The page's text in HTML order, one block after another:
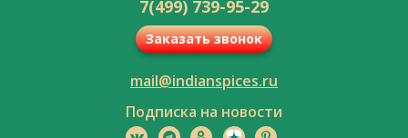
7(499) 739-95-29
Заказать звонок
mail@indianspices.ru
Подписка на новости